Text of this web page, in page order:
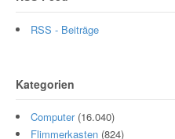
RSS - Beiträge
Kategorien
Computer(16.040)
Flimmerkasten (824)